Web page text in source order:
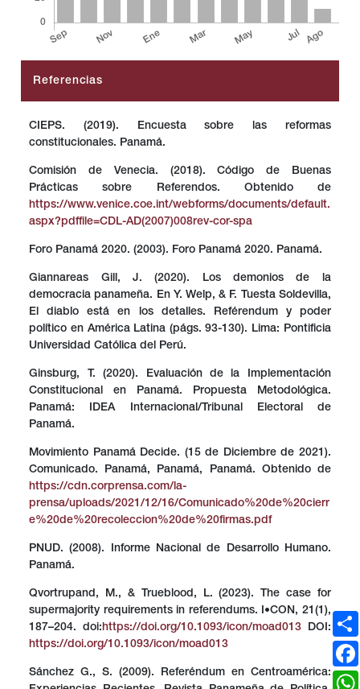
Referencias
CIEPS. (2019). Encuesta sobre las reformas
constitucionales. Panamá.
Comisión de Venecia. (2018). Código de Buenas
Prácticas sobre Referendos. Obtenido de
https://www.venice.coe.int/webforms/documents/default.
aspx?pdffile=CDL-AD(2007)008rev-cor-spa
Foro Panamá 2020. (2003). Foro Panamá 2020. Panamá.
Giannareas Gill, J. (2020). Los demonios de la
democracia panameña. En Y. Welp, & F. Tuesta Soldevilla,
El diablo está en los detalles. Reférendum y poder
político en América Latina (págs. 93-130). Lima: Pontificia
Universidad Católica del Perú.
Ginsburg, T. (2020). Evaluación de la Implementación
Constitucional en Panamá. Propuesta Metodológica.
Panamá: IDEA Internacional/Tribunal Electoral de
Panamá.
Movimiento Panamá Decide. (15 de Diciembre de 2021).
Comunicado. Panamá, Panamá, Panamá. Obtenido de
https://cdn.corprensa.com/la-
prensa/uploads/2021/12/16/Comunicado%20de%20cierr
e%20de%20recoleccion%20de%20firmas.pdf
PNUD. (2008). Informe Nacional de Desarrollo Humano.
Panamá.
Qvortrupand, M., & Trueblood, L. (2023). The case for
supermajority requirements in referendums. I•CON, 21(1),
187–204. doi: https://doi.org/10.1093/icon/moad013 DOI:
https://doi.org/10.1093/icon/moad013
Sánchez G., S. (2009). Referéndum en Centroamérica: